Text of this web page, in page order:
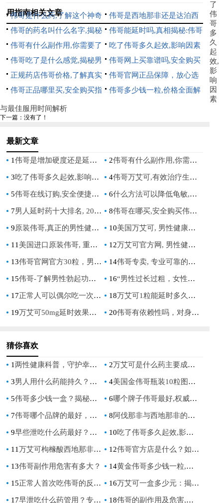
用指南相关文章
伟哥是什么药,了解这个神奇
药物的真相与作用
伟哥是西地那非还是达泊西
汀,一文读懂两种男性助勃药
物的区别与选择
伟哥的药名叫什么名字,揭秘
蓝色小药片的真实身份与作用
机制
伟哥能延时吗,真相揭秘:伟哥
对早泄的实际效果分析
伟哥有什么副作用,你需要了
解的常见不良反应与安全使用
指南
吃了伟哥多久起效,影响因素
与最佳服用时间解析
伟哥吃了是什么感觉,揭秘男
性服用伟哥的真实体验与感受
伟哥网上买靠谱吗,安全购买
指南与风险分析
正规药店伟哥价格,了解真实
市场价格与购买指南
伟哥官网正品保障，放心选
择，品质保证
伟哥正品哪里买,安全购买指
南,认准正规渠道
伟哥多少钱一粒,价格全面解
了
伟
哥
多
久
起
效,
影
响
因
素
与最佳服用时间解析
下一篇：没有了！
最新文章
1伟哥是增加硬度还是延长时间_伟哥增加硬度还是延长时间 2伟哥有什么副作用,你需要了解的常见不良反应与安全使用指南
3吃了伟哥多久起效,影响因素与最佳服用时间解析 4伟哥万艾可,有效治疗生活质量
5伟哥在线订购,安全便捷的男性健康解决方案 6什么方法可以降低龟敏,科学有效的**敏感度降低技巧分享
7男人延时药十大排名, 2023年最有效的男性延时产品排行榜单 8伟哥在哪买,安全购买伟哥的正规渠道指南
9原装伟哥,真正的男性健康守护者 10美国万艾可, 男性健康的革命性解决方案, 重拾自信与活力
11美国进口原装伟哥, 重拾男性自信的神奇选择 12万艾可官方网, 男性健康解决方案, 安全可靠的药品购买平台
13伟哥官网官方30粒，男性健康必备，正品保障，效果显著 14伟哥专卖, 专业可靠的男性健康解决方案, 安全有效的勃起功能障碍治疗药物
15伟哥-了解男性勃起功能障碍的有效解决方案 16“男性过长过粗，女性会得病么？”：深入探讨性健康与生理问题
17正常人可以偶尔吃一次伟哥吗：安全与健康考量 18万艾可1粒能延时多久：揭秘其效果与正确使用方法
19万艾可50mg延时效果解析及价格指南 20伟哥有依赖性吗，对身体有害吗？深入解析伟哥的安全性与副作用
猜你喜欢
1两性健康科普，守护幸福生活 2万艾可是什么药主要成分，揭秘其核心成分与功效
3男人用什么药能持久？揭秘男性持久力提升的秘诀与有效药物推荐 4美国金伟哥瓶装10粒图片，探索高效能的男性健康补品
5伟哥多少钱一盒？揭秘市场上的价格差异 6哪个牌子伟哥最好,权威评测与用户口碑,给你最真实的答案
7伟哥哪个品牌的最好，如何选择适合自己的品牌 8阿伐那非与西地那非的作用原理，解析两款药物的工作机制
9早些泄吃什么药最好？专家推荐这些有效治疗方案 10吃了伟哥多久起效,影响因素与最佳服用时间解析
11万艾可枸橼酸西地那非片50mg*10片的价格,功效与购买注意事项 12伟哥官方店是什么？如何购买伟哥？
13伟哥副作用危害有多大？ 14黄金伟哥多少钱一粒,价格影响因素与购买渠道全解析
15正常人首次吃伟哥的反应,身体会有哪些变化,需要注意什么 16万艾可一盒多少元：揭秘男性健康市场的价格真相
17早泄吃什么药管用？专家推荐的有效药物指南 18伟哥的副作用及危害,详细解读长期服用对身体的影响